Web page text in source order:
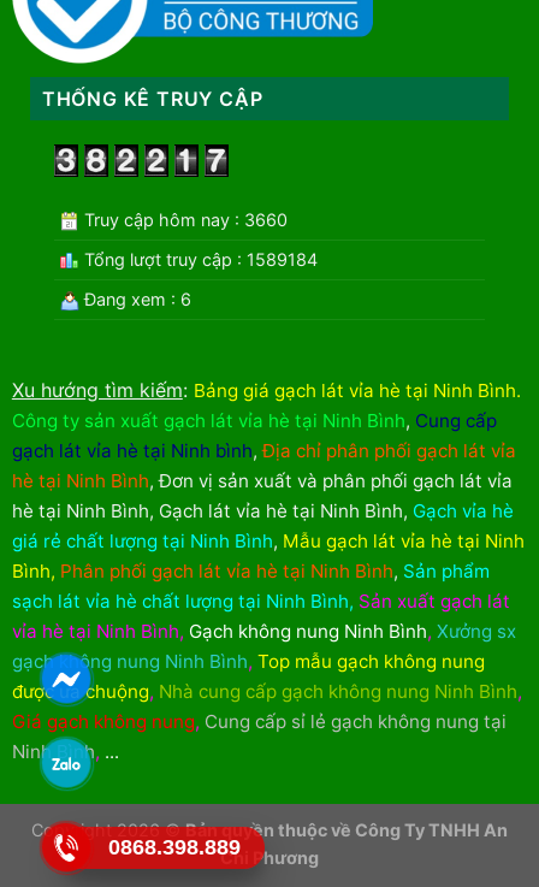
THỐNG KÊ TRUY CẬP
Truy cập hôm nay : 3660
Tổng lượt truy cập : 1589184
Đang xem : 6
Xu hướng tìm kiếm: Bảng giá gạch lát vỉa hè tại Ninh Bình.
Công ty sản xuất gạch lát vỉa hè tại Ninh Bình, Cung cấp
gạch lát vỉa hè tại Ninh bình,Địa chỉ phân phối gạch lát vỉa
hè tại Ninh Bình,Đơn vị sản xuất và phân phối gạch lát vỉa
hè tại Ninh Bình, Gạch lát vỉa hè tại Ninh Bình, Gạch vỉa hè
giá rẻ chất lượng tại Ninh Bình, Mẫu gạch lát vỉa hè tại Ninh
Bình, Phân phối gạch lát vỉa hè tại Ninh Bình, Sản phẩm
sạch lát vỉa hè chất lượng tại Ninh Bình, Sản xuất gạch lát
vỉa hè tại Ninh Bình, Gạch không nung Ninh Bình, Xưởng sx
gạch không nung Ninh Bình, Top mẫu gạch không nung
được ưa chuộng, Nhà cung cấp gạch không nung Ninh Bình,
Giá gạch không nung, Cung cấp sỉ lẻ gạch không nung tại
Ninh Bình, ...
Copyright 2026 ©Bản quyền thuộc về Công Ty TNHH An
Chi Phương
0868.398.889